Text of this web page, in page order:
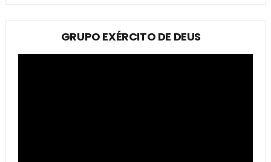
GRUPO EXÉRCITO DE DEUS